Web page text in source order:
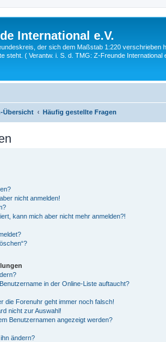
International e.V.
der sich dem Maßstab 1:220 verschrieben
steht. ( Verantw. i. S. d. TMG: Z-Freunde International
Übersicht Häufig gestellte Fragen
nicht anmelden!
kann mich aber nicht mehr anmelden?!
in der Online-Liste auftaucht?
die Forenuhr geht immer noch falsch!
nicht zur Auswahl!
Benutzernamen angezeigt werden?
ändern?